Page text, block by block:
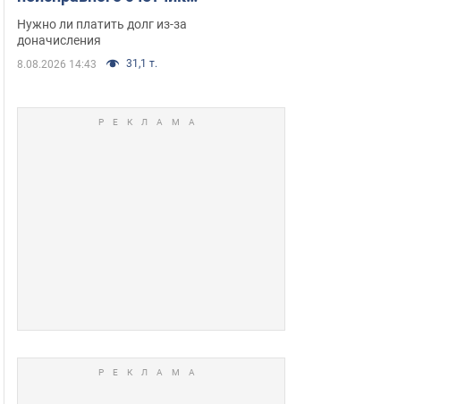
судья вынес
неожиданное решение
Нужно ли платить долг из-за
доначисления
8.08.2026 14:43 31,1 т.